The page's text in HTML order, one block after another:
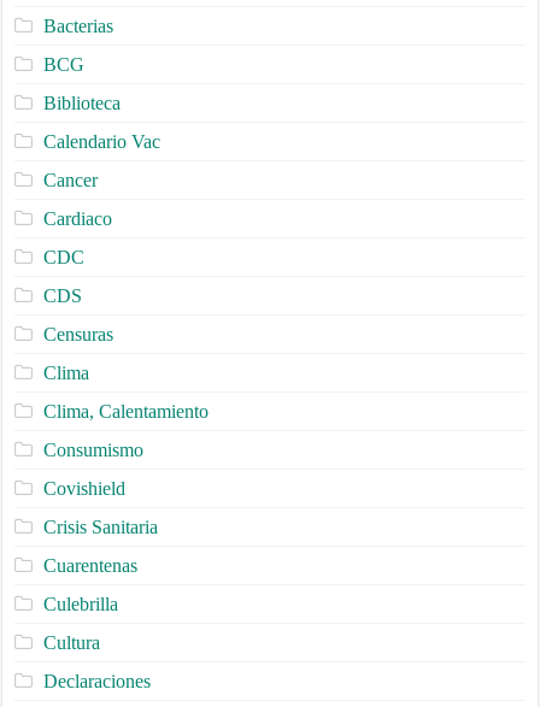
Bacterias
BCG
Biblioteca
Calendario Vac
Cancer
Cardiaco
CDC
CDS
Censuras
Clima
Clima, Calentamiento
Consumismo
Covishield
Crisis Sanitaria
Cuarentenas
Culebrilla
Cultura
Declaraciones